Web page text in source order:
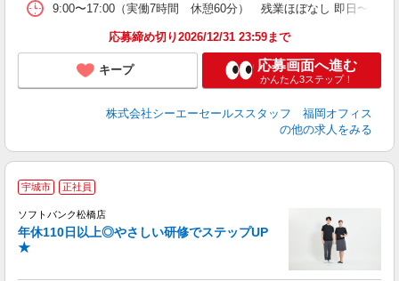
9:00〜17:00（実働7時間 休憩60分） 残業ほぼなし 即日〜 随
応募締め切り2026/12/31 23:59まで
キープ 応募画面へ進む
かんたん3ステップ！
株式会社シーエーセールススタッフ 福岡オフィス
の他の求人をみる
宇城市 正社員
ソフトバンク松橋店
年休110日以上◎やさしい研修でステップUP
★